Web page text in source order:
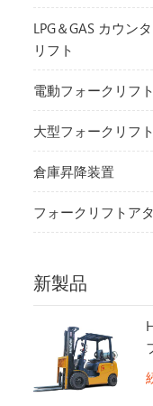
LPG＆GAS カウン
リフト
電動フォークリフト
大型フォークリフト
倉庫昇降装置
フォークリフトア
新製品